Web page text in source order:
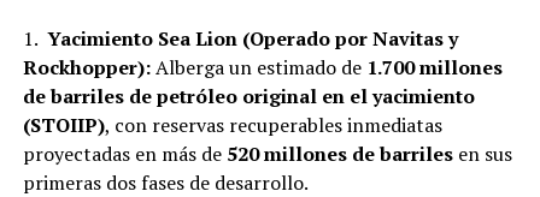
1. Yacimiento Sea Lion (Operado por Navitas y
Rockhopper):Alberga un estimado de 1.700 millones
de barriles de petróleo original en el yacimiento
(STOIIP), con reservas recuperables inmediatas
proyectadas en más de 520 millones de barrilesen sus
primeras dos fases de desarrollo.